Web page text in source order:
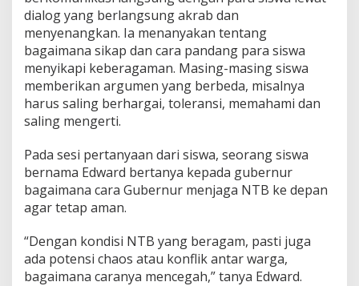
dialog yang berlangsung akrab dan
menyenangkan. Ia menanyakan tentang
bagaimana sikap dan cara pandang para siswa
menyikapi keberagaman. Masing-masing siswa
memberikan argumen yang berbeda, misalnya
harus saling berhargai, toleransi, memahami dan
saling mengerti.
Pada sesi pertanyaan dari siswa, seorang siswa
bernama Edward bertanya kepada gubernur
bagaimana cara Gubernur menjaga NTB ke depan
agar tetap aman.
“Dengan kondisi NTB yang beragam, pasti juga
ada potensi chaos atau konflik antar warga,
bagaimana caranya mencegah,” tanya Edward.